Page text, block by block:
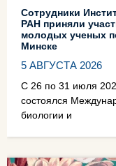
Сотрудники
РАН приняли
молодых ученых
Минске
5 АВГУСТА 2026
С 26 по 31 июля
состоялся
биологии и